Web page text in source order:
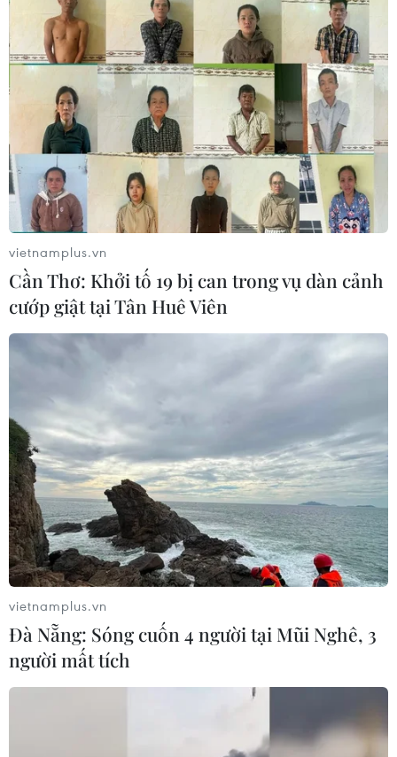
vietnamplus.vn
Cần Thơ: Khởi tố 19 bị can trong vụ dàn cảnh
cướp giật tại Tân Huê Viên
vietnamplus.vn
Đà Nẵng: Sóng cuốn 4 người tại Mũi Nghê, 3
người mất tích